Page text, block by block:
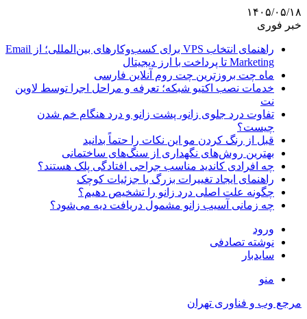
۱۴۰۵/۰۵/۱۸
خبر فوری
راهنمای انتخاب VPS برای کسب‌وکارهای بین‌المللی؛ از Email
Marketing تا پرداخت با ارز دیجیتال
ماه چت بروزترین چت روم آنلاین فارسی
خدمات نصب اکتیو شبکه؛ تعرفه و مراحل اجرا توسط لاوین
نت
تفاوت درد جلوی زانو، پشت زانو و درد هنگام خم شدن
چیست؟
قبل از رنگ کردن مو این نکات را حتماً بدانید
بهترین روش‌های نگهداری از سنگ‌های ساختمانی
چه افرادی کاندید مناسب جراحی افتادگی پلک هستند؟
راهنمای ایجاد تغییرات بزرگ با جزئیات کوچک
چگونه علت اصلی درد زانو را تشخیص دهیم؟
چه زمانی آسیب زانو مشمول دریافت دیه می‌شود؟
ورود
نوشته تصادفی
سایدبار
منو
مرجع وب و فناوری تهران